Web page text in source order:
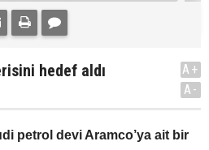
hedef aldı
A+
A-
petrol devi Aramco’ya ait bir